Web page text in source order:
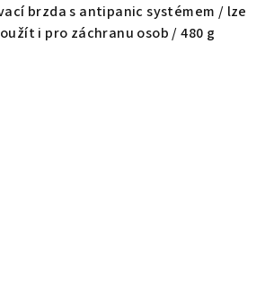
brzda s antipanic systémem / lze
i pro záchranu osob / 480 g